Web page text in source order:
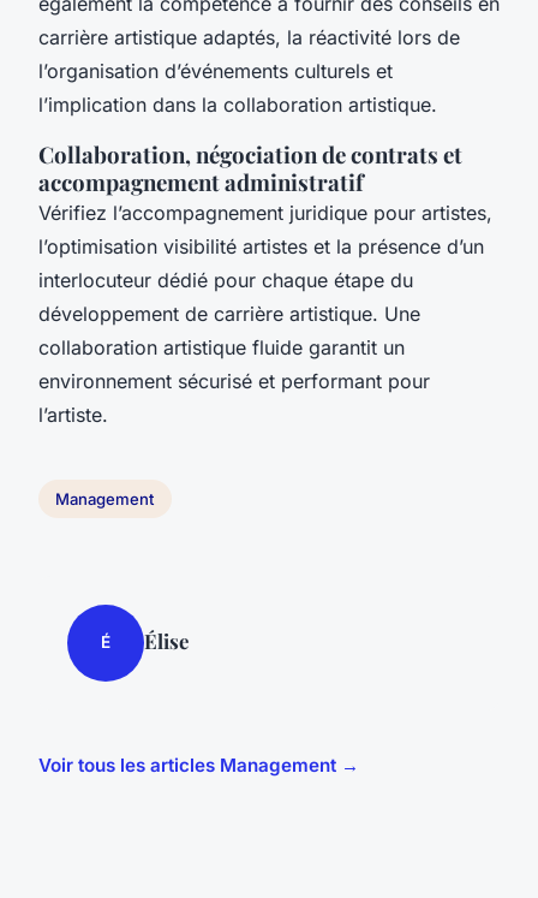
carrière artistique adaptés, la réactivité lors de
l’organisation d’événements culturels et
l’implication dans la collaboration artistique.
Collaboration, négociation de contrats et
accompagnement administratif
Vérifiez l’accompagnement juridique pour artistes,
l’optimisation visibilité artistes et la présence d’un
interlocuteur dédié pour chaque étape du
développement de carrière artistique. Une
collaboration artistique fluide garantit un
environnement sécurisé et performant pour
l’artiste.
Management
É Élise
Voir tous les articles Management →